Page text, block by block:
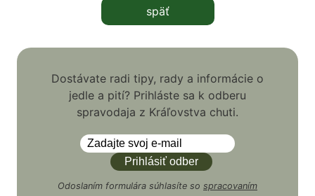
späť
Dostávate radi tipy, rady a informácie o
jedle a pití? Prihláste sa k odberu
spravodaja z Kráľovstva chuti.
Odoslaním formulára súhlasíte so spracovaním